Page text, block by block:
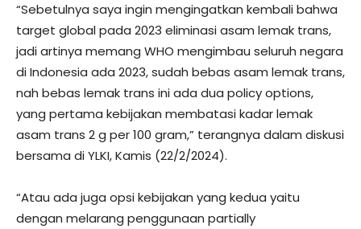
“Sebetulnya saya ingin mengingatkan kembali bahwa
target global pada 2023 eliminasi asam lemak trans,
jadi artinya memang WHO mengimbau seluruh negara
di Indonesia ada 2023, sudah bebas asam lemak trans,
nah bebas lemak trans ini ada dua policy options,
yang pertama kebijakan membatasi kadar lemak
asam trans 2 g per 100 gram,” terangnya dalam diskusi
bersama di YLKI, Kamis (22/2/2024).
“Atau ada juga opsi kebijakan yang kedua yaitu
dengan melarang penggunaan partially